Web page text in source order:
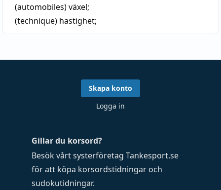
(automobiles)växel;
(technique) hastighet;
Gillar du korsord?
Besök vårt systerföretag Tankesport.se
för att köpa korsordstidningar och
sudokutidningar.
Skapa konto
Logga in